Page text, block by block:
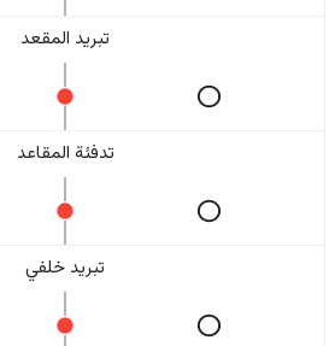
تبريد المقعد
تدفئة المقاعد
تبريد خلفي